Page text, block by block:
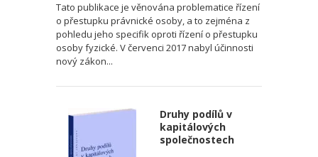
Tato publikace je věnována problematice řízení
o přestupku právnické osoby, a to zejména z
pohledu jeho specifik oproti řízení o přestupku
osoby fyzické. V červenci 2017 nabyl účinnosti
nový zákon...
Druhy podílů v
kapitálových
společnostech